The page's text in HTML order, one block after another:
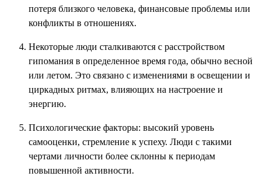
потеря близкого человека, финансовые проблемы или
конфликты в отношениях.
Некоторые люди сталкиваются с расстройством
гипомания в определенное время года, обычно весной
или летом. Это связано с изменениями в освещении и
циркадных ритмах, влияющих на настроение и
энергию.
Психологические факторы: высокий уровень
самооценки, стремление к успеху. Люди с такими
чертами личности более склонны к периодам
повышенной активности.